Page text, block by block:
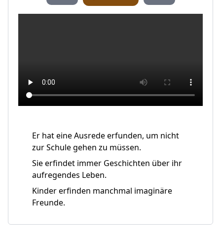
Er hat eine Ausrede erfunden, um nicht
zur Schule gehen zu müssen.
Sie erfindet immer Geschichten über ihr
aufregendes Leben.
Kinder erfinden manchmal imaginäre
Freunde.